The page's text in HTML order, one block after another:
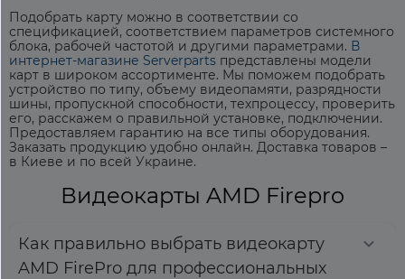
Подобрать карту можно в соответствии со
спецификацией, соответствием параметров системного
блока, рабочей частотой и другими параметрами. В
интернет-магазине Serverparts представлены модели
карт в широком ассортименте. Мы поможем подобрать
устройство по типу, объему видеопамяти, разрядности
шины, пропускной способности, техпроцессу, проверить
его, расскажем о правильной установке, подключении.
Предоставляем гарантию на все типы оборудования.
Заказать продукцию удобно онлайн. Доставка товаров –
в Киеве и по всей Украине.
Видеокарты AMD Firepro
Как правильно выбрать видеокарту
AMD FirePro для профессиональных